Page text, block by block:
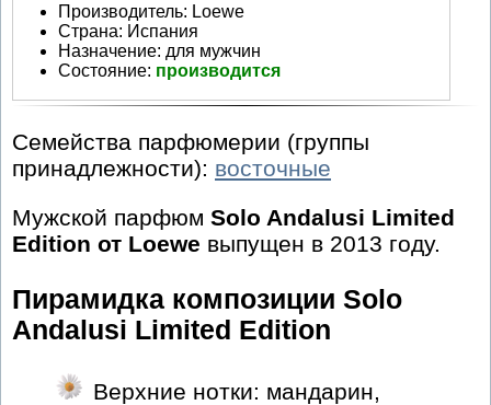
Производитель: Loewe
Страна: Испания
Назначение: для мужчин
Состояние: производится
Семейства парфюмерии (группы
принадлежности): восточные
Мужской парфюм Solo Andalusi Limited
Edition от Loewe выпущен в 2013 году.
Пирамидка композиции Solo
Andalusi Limited Edition
Верхние нотки: мандарин,